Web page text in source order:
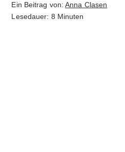
Reportage
Ein Beitrag von:Anna Clasen
Lesedauer: 8 Minuten